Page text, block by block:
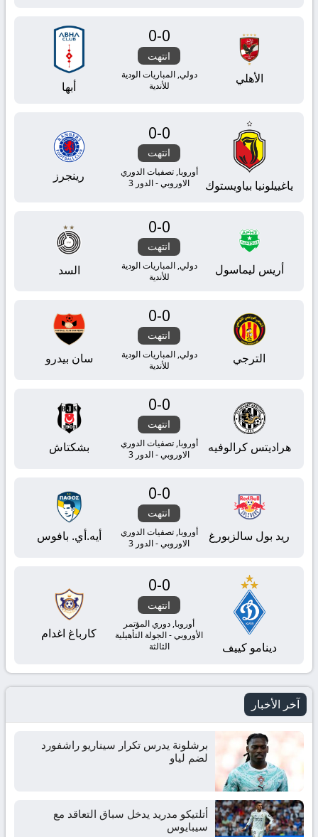
الأهلي
0
-
0
انتهت
دولي, المباريات الودية
للأندية
أبها
ياغييلونيا بياويستوك
0
-
0
انتهت
أوروبا, تصفيات الدوري
الاوروبي - الدور 3
رينجرز
أريس ليماسول
0
-
0
انتهت
دولي, المباريات الودية
للأندية
السد
الترجي
0
-
0
انتهت
دولي, المباريات الودية
للأندية
سان بيدرو
هراديتس كرالوفيه
0
-
0
انتهت
أوروبا, تصفيات الدوري
الاوروبي - الدور 3
بشكتاش
ريد بول سالزبورغ
0
-
0
انتهت
أوروبا, تصفيات الدوري
الاوروبي - الدور 3
أيه.أي. بافوس
دينامو كييف
0
-
0
انتهت
أوروبا, دوري المؤتمر
الأوروبي - الجولة التأهيلية
الثالثة
كارباغ اغدام
آخر الأخبار
برشلونة يدرس تكرار سيناريو راشفورد
لضم لياو
أتلتيكو مدريد يدخل سباق التعاقد مع
سيبايوس